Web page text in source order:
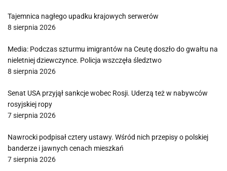
Tajemnica nagłego upadku krajowych serwerów
8 sierpnia 2026
Media: Podczas szturmu imigrantów na Ceutę doszło do gwałtu na
nieletniej dziewczynce. Policja wszczęła śledztwo
8 sierpnia 2026
Senat USA przyjął sankcje wobec Rosji. Uderzą też w nabywców
rosyjskiej ropy
7 sierpnia 2026
Nawrocki podpisał cztery ustawy. Wśród nich przepisy o polskiej
banderze i jawnych cenach mieszkań
7 sierpnia 2026